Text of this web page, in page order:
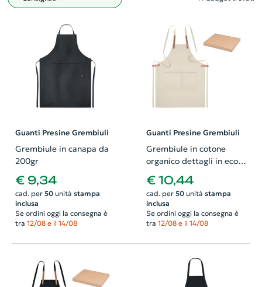
Filtro
Guanti Presine Grembiuli
Grembiule in canapa da
200gr
€ 9,34
cad. per 50unità stampa
inclusa
Se ordini oggi la consegna è
tra 12/08 e il 14/08
Guanti Presine Grembiuli
Grembiule in cotone
organico dettagli in eco
pelle nei laccetti
removibili
€ 10,44
cad. per 50unità stampa
inclusa
Se ordini oggi la consegna è
tra 12/08 e il 14/08